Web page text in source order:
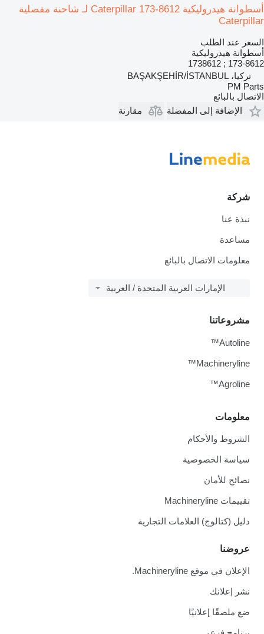
أسطوانة هيدروليكية Caterpillar 173-8612 لـ شاحنة مفصلية
Caterpillar
السعر عند الطلب
أسطوانة هيدروليكية
173-8612 ; 1738612
تركيا، BAŞAKŞEHİR/İSTANBUL
PM Parts
الاتصال بالبائع
الإضافة إلى المفضلة
مقارنة
شركة
نبذة عنا
مساعدة
معلومات الاتصال بالبائع
الإمارات العربية المتحدة / العربية
معلومات
الشروط والأحكام
سياسة الخصوصية
نصائح للأمان
تقييمات Machineryline
دليل (كتالوج) العلامات التجارية
عروضنا
الإعلان في موقع Machineryline.
نشر إعلانك
ضع ملصقًا إعلانيًا
مشروعاتنا
Autoline™
Machineryline™
Agroline™